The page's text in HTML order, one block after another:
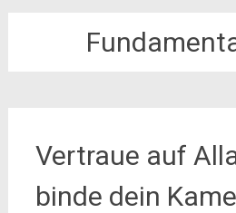
Vertraue auf
binde dein